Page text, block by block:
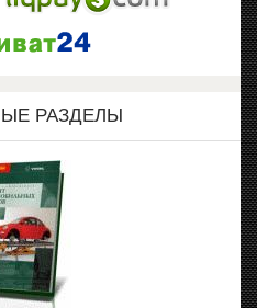
РАЗДЕЛЫ